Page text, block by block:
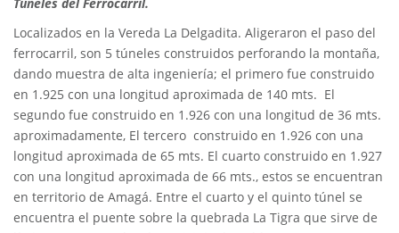
Localizados en la Vereda La Delgadita. Aligeraron el paso del
ferrocarril, son 5 túneles construidos perforando la montaña,
dando muestra de alta ingeniería; el primero fue construido
en 1.925 con una longitud aproximada de 140 mts. El
segundo fue construido en 1.926 con una longitud de 36 mts.
aproximadamente, El tercero construido en 1.926 con una
longitud aproximada de 65 mts. El cuarto construido en 1.927
con una longitud aproximada de 66 mts., estos se encuentran
en territorio de Amagá. Entre el cuarto y el quinto túnel se
encuentra el puente sobre la quebrada La Tigra que sirve de